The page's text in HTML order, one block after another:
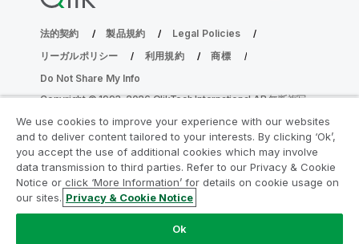
法的契約 製品規約
Legal Policies
リーガルポリシー
利用規約
商標
Do Not Share My Info
Copyright © 1993-2026 QlikTech International AB.無断複写・
分析の近代化プログラムに参加する
分析最新化プログラムにより、重要な QlikView app を危険
We use cookies to improve your experience with our websites
and to deliver content tailored to your interests. By clicking ‘Ok’,
you accept the use of additional cookies which may involve
data transmission to third parties. Refer to our Privacy & Cookie
Notice or click ‘More Information’ for details on cookie usage on
our sites. Privacy & Cookie Notice
Ok